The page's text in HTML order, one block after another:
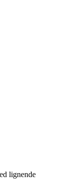
lignende